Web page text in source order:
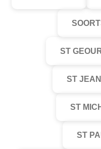
ST
ST
ST
ST